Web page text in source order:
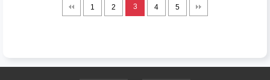
1 2 3 4 5